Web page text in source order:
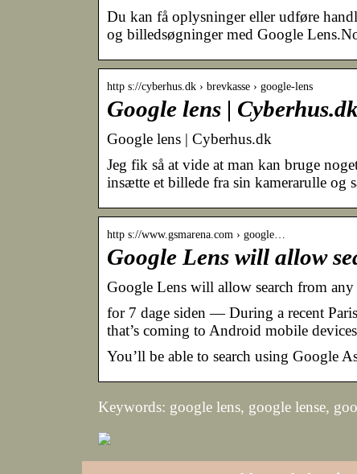
Du kan få oplysninger eller udføre
og billedsøgninger med Google
http s://cyberhus.dk › brevkasse › google-lens
Google lens |
Google lens | Cyberhus.dk
Jeg fik så at vide at man kan bruge
insætte et billede fra sin kamerarulle og
http s://www.gsmarena.com › google…
Google Lens will allow
Google Lens will allow search from
for 7 dage siden — During a recent
that’s coming to Android mobile
You’ll be able to search using Google
Keywords: google lens, google lense,